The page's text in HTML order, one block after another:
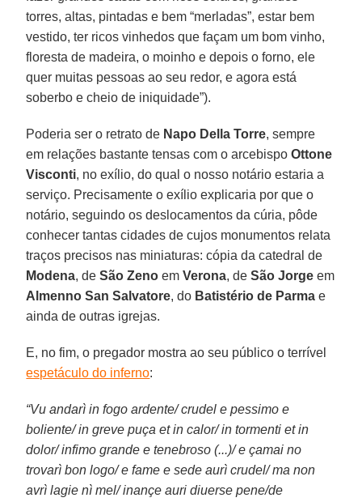
torres, altas, pintadas e bem “merladas”, estar bem
vestido, ter ricos vinhedos que façam um bom vinho,
floresta de madeira, o moinho e depois o forno, ele
quer muitas pessoas ao seu redor, e agora está
soberbo e cheio de iniquidade”).
Poderia ser o retrato de Napo Della Torre, sempre
em relações bastante tensas com o arcebispoOttone
Visconti, no exílio, do qual o nosso notário estaria a
serviço. Precisamente o exílio explicaria por que o
notário, seguindo os deslocamentos da cúria, pôde
conhecer tantas cidades de cujos monumentos relata
traços precisos nas miniaturas: cópia da catedral de
Modena, deSão Zeno emVerona, deSão Jorgeem
Almenno San Salvatore, do Batistério de Parma e
ainda de outras igrejas.
E, no fim, o pregador mostra ao seu público o terrível
espetáculo do inferno:
“Vu andarì in fogo ardente/ crudel e pessimo e
boliente/ in greve puça et in calor/ in tormenti et in
dolor/ infimo grande e tenebroso (...)/ e çamai no
trovarì bon logo/ e fame e sede aurì crudel/ ma non
avrì lagie nì mel/ inançe auri diuerse pene/de